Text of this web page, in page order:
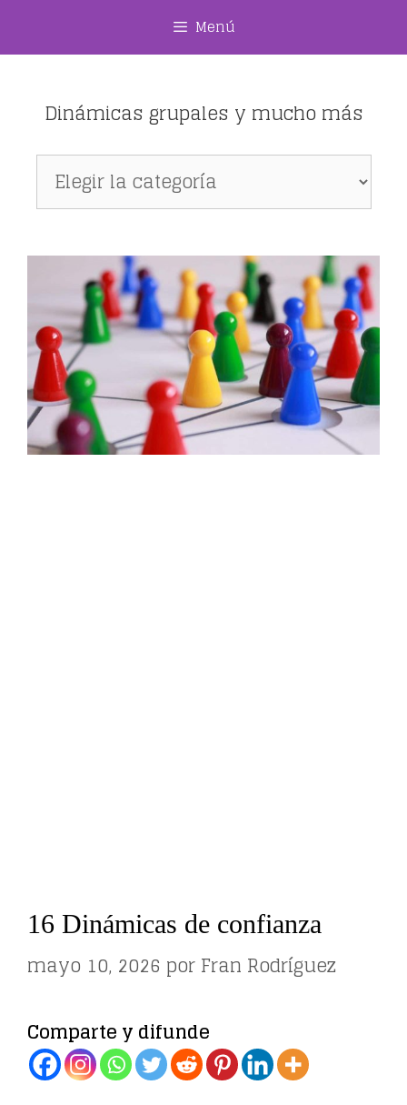
Menú
Dinámicas grupales y mucho más
Dinámicas
grupales
mucho
16 Dinámicas de confianza
mayo 10, 2026 porFran Rodríguez
Comparte y difunde